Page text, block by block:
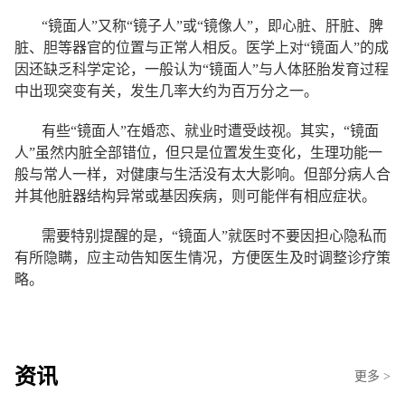
“镜面人”又称“镜子人”或“镜像人”，即心脏、肝脏、脾
脏、胆等器官的位置与正常人相反。医学上对“镜面人”的成
因还缺乏科学定论，一般认为“镜面人”与人体胚胎发育过程
中出现突变有关，发生几率大约为百万分之一。
有些“镜面人”在婚恋、就业时遭受歧视。其实，“镜面
人”虽然内脏全部错位，但只是位置发生变化，生理功能一
般与常人一样，对健康与生活没有太大影响。但部分病人合
并其他脏器结构异常或基因疾病，则可能伴有相应症状。
需要特别提醒的是，“镜面人”就医时不要因担心隐私而
有所隐瞒，应主动告知医生情况，方便医生及时调整诊疗策
略。
资讯 更多 >